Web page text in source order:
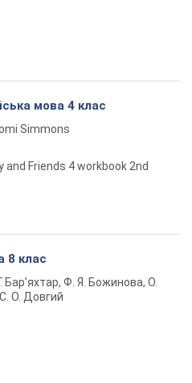
мова 4 клас
Simmons
and Friends 4 workbook 2nd
8 клас
Бар’яхтар, Ф. Я. Божинова, О.
О. Довгий